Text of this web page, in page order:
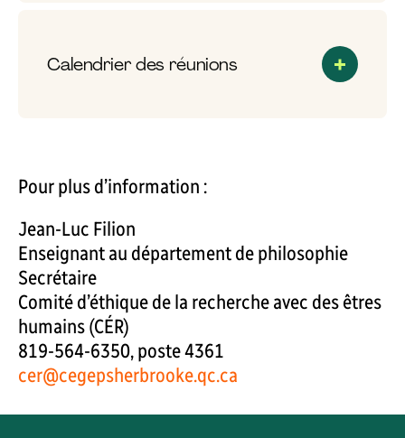
Calendrier des réunions
Pour plus d’information :
Jean-Luc Filion
Enseignant au département de philosophie
Secrétaire
Comité d’éthique de la recherche avec des êtres
humains (CÉR)
819-564-6350, poste 4361
cer@cegepsherbrooke.qc.ca